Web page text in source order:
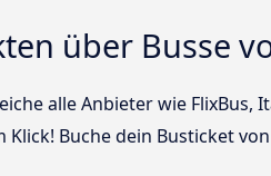
über Busse
alle Anbieter wie FlixBus,
Klick! Buche dein Busticket